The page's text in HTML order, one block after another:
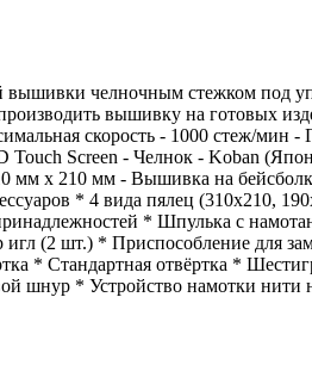
вышивки челночным стежком под
вышивку на готовых
скорость - 1000 стеж/мин -
Touch Screen - Челнок - Koban
мм х 210 мм - Вышивка на
* 4 вида пялец (310х210,
* Шпулька с
(2 шт.) * Приспособление для
* Стандартная отвёртка *
шнур * Устройство намотки нити